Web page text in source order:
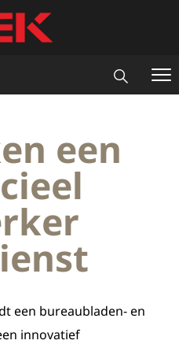
een
een bureaubladen- en
innovatief